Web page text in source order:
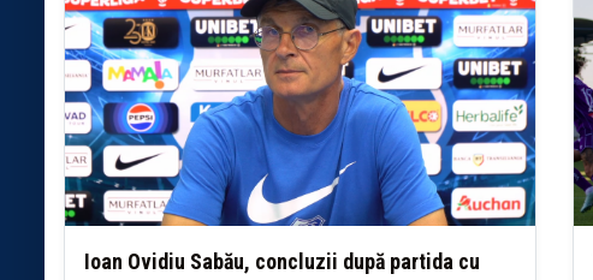
Ioan Ovidiu Sabău, concluzii după partida cu